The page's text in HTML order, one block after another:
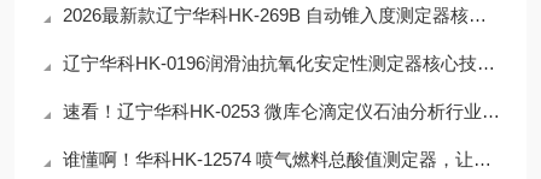
2026最新款辽宁华科HK-269B 自动锥入度测定器核心技术详解，杜绝检测误差
辽宁华科HK-0196润滑油抗氧化安定性测定器核心技术详解，杜绝检测误差
速看！辽宁华科HK-0253 微库仑滴定仪石油分析行业实测，30秒看完核心优势
谁懂啊！华科HK-12574 喷气燃料总酸值测定器，让检测流程省80%人力